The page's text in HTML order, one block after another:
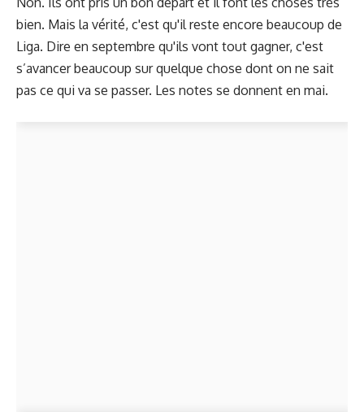
bien. Mais la vérité, c'est qu'il reste encore beaucoup de
Liga. Dire en septembre qu'ils vont tout gagner, c'est
s’avancer beaucoup sur quelque chose dont on ne sait
pas ce qui va se passer. Les notes se donnent en mai.